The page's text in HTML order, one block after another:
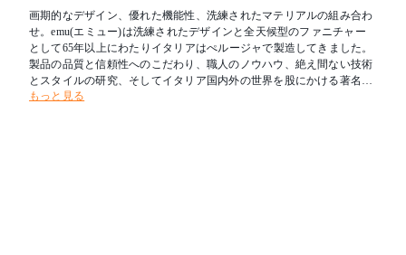
画期的なデザイン、優れた機能性、洗練されたマテリアルの組み合わ
せ。emu(エミュー)は洗練されたデザインと全天候型のファニチャー
として65年以上にわたりイタリアはぺルージャで製造してきました。
製品の品質と信頼性へのこだわり、職人のノウハウ、絶え間ない技術
とスタイルの研究、そしてイタリア国内外の世界を股にかける著名デ
ザイナーとのコラボレーションにより、トレンドを創出し続けていま
もっと見る